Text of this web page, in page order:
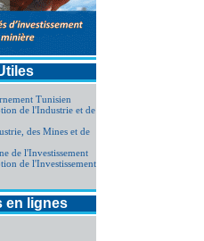
Tunisien
de l'Industrie et de
des Mines et de
de l'Investissement
de l'Investissement
en lignes